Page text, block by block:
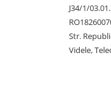
J34/1/
Str.
Videle,